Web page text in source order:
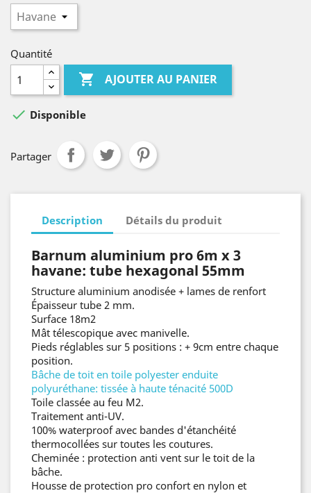
Quantité
 AJOUTER AU PANIER
 Disponible
Partager
Description Détails du produit
Barnum aluminium pro 6m x 3
havane: tube hexagonal 55mm
Structure aluminium anodisée + lames de renfort
Épaisseur tube 2 mm.
Surface 18m2
Mât télescopique avec manivelle.
Pieds réglables sur 5 positions : + 9cm entre chaque
position.
Bâche de toit en toile polyester enduite
polyuréthane: tissée à haute ténacité 500D
Toile classée au feu M2.
Traitement anti-UV.
100% waterproof avec bandes d'étanchéité
thermocollées sur toutes les coutures.
Cheminée : protection anti vent sur le toit de la
bâche.
Housse de protection pro confort en nylon et